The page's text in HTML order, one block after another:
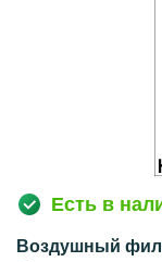
Есть в
Воздушный